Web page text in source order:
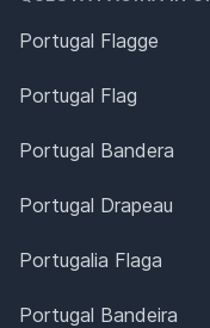
Portugal Flagge
Portugal Flag
Portugal Bandera
Portugal Drapeau
Portugalia Flaga
Portugal Bandeira